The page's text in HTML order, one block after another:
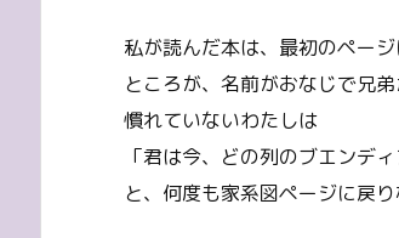
私が読んだ本は、最初のペー
ところが、名前がおなじで兄弟
慣れていないわたしは
「君は今、どの列のブエンディ
と、何度も家系図ページに戻